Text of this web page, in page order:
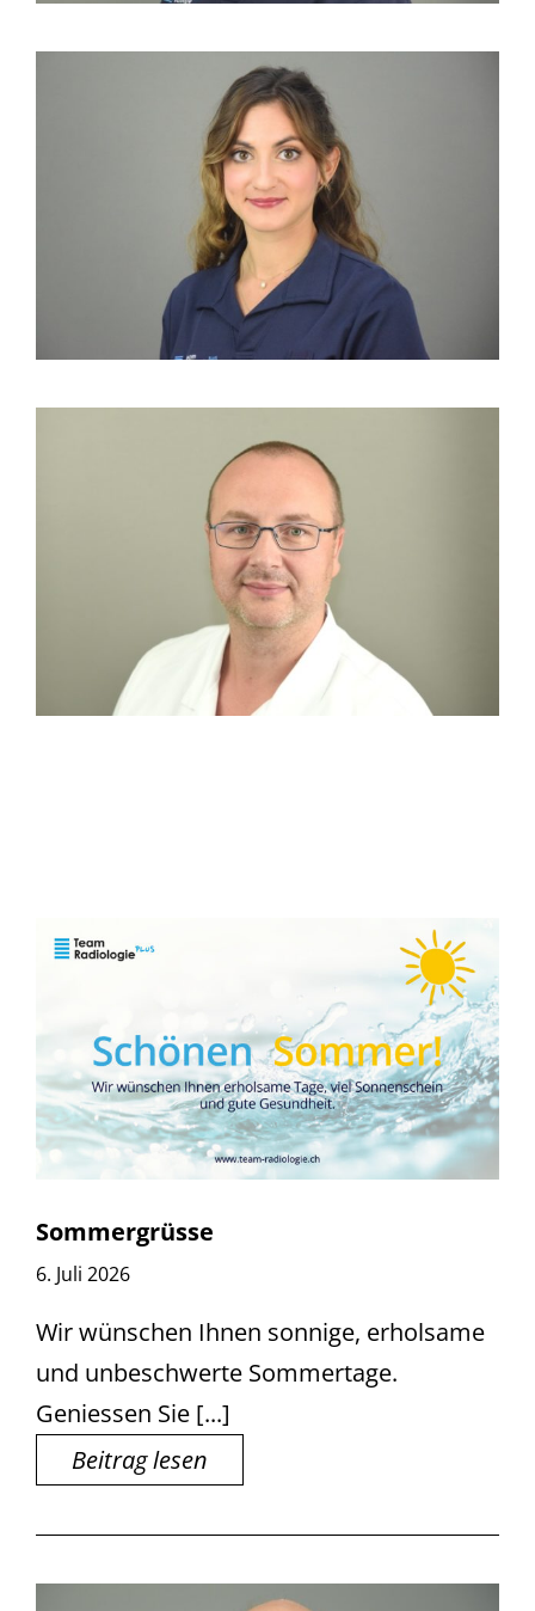
Sommergrüsse
6. Juli 2026
Wir wünschen Ihnen sonnige, erholsame
und unbeschwerte Sommertage.
Geniessen Sie [...]
Beitrag lesen